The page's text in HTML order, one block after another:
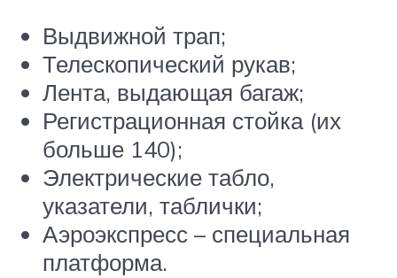
Выдвижной трап;
Телескопический рукав;
Лента, выдающая багаж;
Регистрационная стойка (их
больше 140);
Электрические табло,
указатели, таблички;
Аэроэкспресс – специальная
платформа.